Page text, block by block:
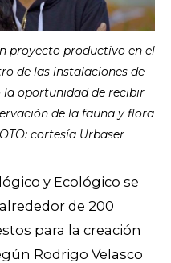
proyecto productivo en el
de las instalaciones de
la oportunidad de recibir
de la fauna y flora
cortesía Urbaser
y Ecológico se
de 200
para la creación
Rodrigo Velasco